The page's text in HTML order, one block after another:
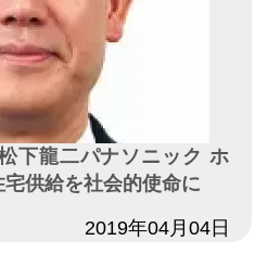
下龍二パナソニック ホ
供給を社会的使命に
2019年04月04日